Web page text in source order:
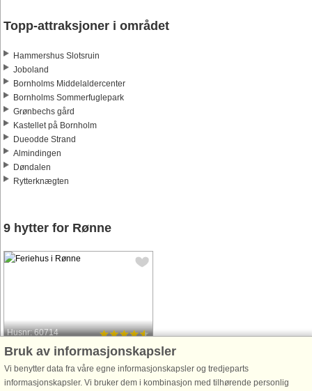
Topp-attraksjoner i området
Hammershus Slotsruin
Joboland
Bornholms Middelaldercenter
Bornholms Sommerfuglepark
Grønbechs gård
Kastellet på Bornholm
Dueodde Strand
Almindingen
Døndalen
Rytterknægten
9 hytter for Rønne
Husnr: 60714
Rønne
8 personer, 150 m²
200 m til kyst.
Bruk av informasjonskapsler
Vi benytter data fra våre egne informasjonskapsler og tredjeparts
informasjonskapsler. Vi bruker dem i kombinasjon med tilhørende personlig